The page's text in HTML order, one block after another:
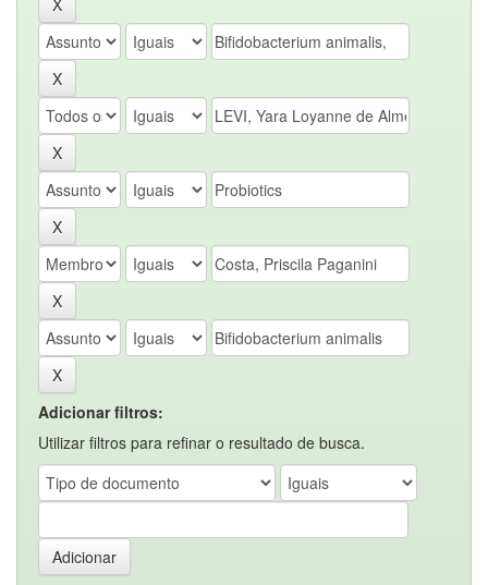
Adicionar filtros:
Utilizar filtros para refinar o resultado de busca.